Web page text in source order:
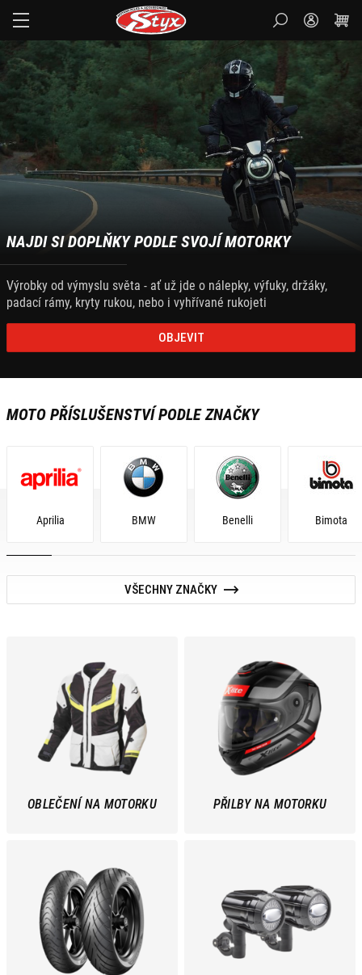
CZ
NAJDI SI DOPLŇKY PODLE SVOJÍ MOTORKY
Výrobky od výmyslu světa - ať už jde o nálepky, výfuky, držáky,
padací rámy, kryty rukou, nebo i vyhřívané rukojeti
OBJEVIT
MOTO PŘÍSLUŠENSTVÍ PODLE ZNAČKY
Aprilia BMW Benelli Bimota
VŠECHNY ZNAČKY
OBLEČENÍ NA MOTORKU PŘILBY NA MOTORKU